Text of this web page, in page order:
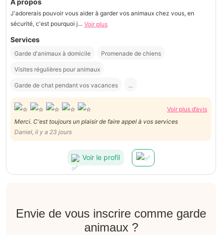
À propos
J'adorerais pouvoir vous aider à garder vos animaux chez vous, en
sécurité, c'est pourquoi j... Voir plus
Services
Garde d'animaux à domicile Promenade de chiens
Visites régulières pour animaux
Garde de chat pendant vos vacances ...
Voir plus d’avis
Merci. C'est toujours un plaisir de faire appel à vos services
Daniel, il y a 23 jours
Voir le profil
Envie de vous inscrire comme garde
animaux ?